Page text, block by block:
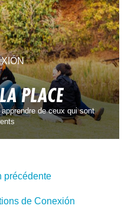
PLACE
de ceux qui sont
précédente
de Conexión